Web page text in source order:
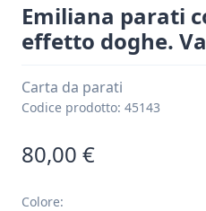
Emiliana parati
effetto doghe.
Carta da parati
Codice prodotto: 45143
80,00 €
Colore: